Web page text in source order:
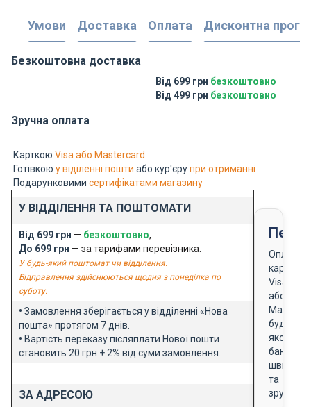
Умови Доставка Оплата Дисконтна
Безкоштовна доставка
Від 699 грн безкоштовно
Від 499 грн безкоштовно
Зручна оплата
Карткою Visa або Mastercard
Готівкою у віділенні пошти або кур'єрупри отриманні
Подарунковими сертифікатами магазину
У ВІДДІЛЕННЯ ТА ПОШТОМАТИ
Від 699 грн — безкоштовно,
До 699 грн — за тарифами перевізника.
У будь-який поштомат чи відділення.
Відправлення здійснюються щодня з понеділка по
суботу.
• Замовлення зберігається у відділенні «Нова
пошта» протягом 7 днів.
• Вартість переказу післяплати Нової пошти
становить 20 грн + 2% від суми замовлення.
ЗА АДРЕСОЮ
Оплата
карткою
Visa
або
будь-
якого
банку
швидко
та
зручно